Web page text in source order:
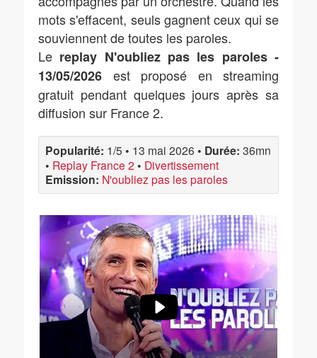
mots s'effacent, seuls gagnent ceux qui se
souviennent de toutes les paroles.
Le replay N'oubliez pas les paroles -
13/05/2026 est proposé en streaming
gratuit pendant quelques jours après sa
diffusion sur France 2.
Popularité: 1/5 • 13 mai 2026 • Durée: 36mn
• Replay France 2 • Divertissement
Emission: N'oubliez pas les paroles